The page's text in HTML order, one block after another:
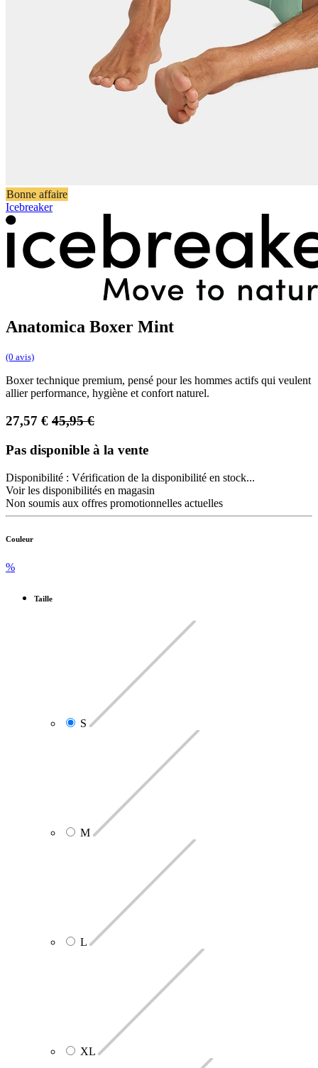
Bonne affaire
Icebreaker
Anatomica Boxer Mint
(0 avis)
Boxer technique premium, pensé pour les hommes actifs qui veulent
allier performance, hygiène et confort naturel.
27,57 € 45,95€
Pas disponible à la vente
Disponibilité : Vérification de la disponibilité en stock...
Voir les disponibilités en magasin
Non soumis aux offres promotionnelles actuelles
Couleur
%
Taille
S
M
L
XL